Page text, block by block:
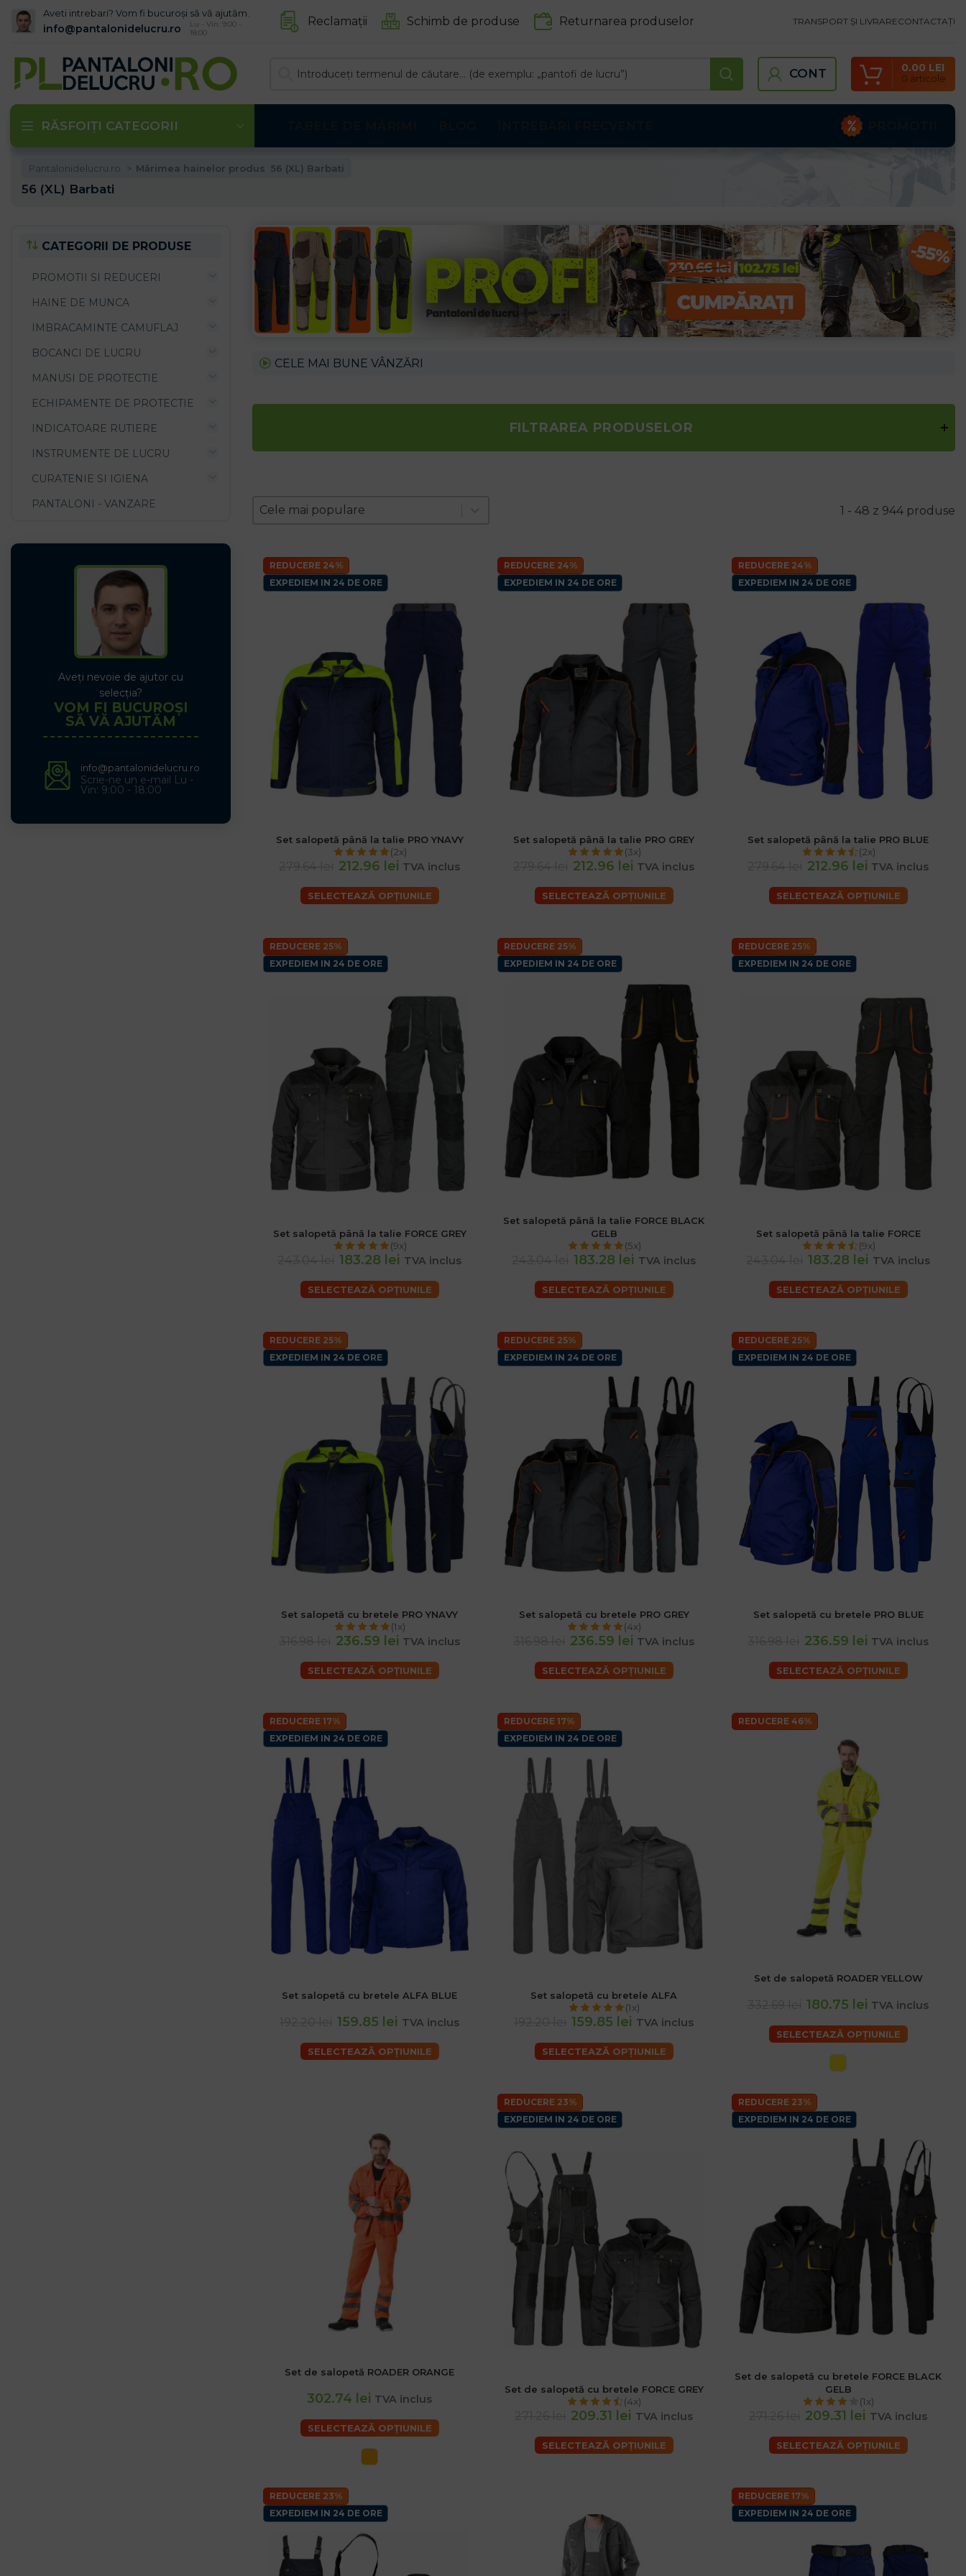
Aveti intrebari? Vom fi bucuroși să vă ajutăm.
info@pantalonidelucru.ro
Lu - Vin: 9:00 -
18:00
Reclamații Schimb de produse Returnarea produselor TRANSPORT ȘI LIVRARECONTACTAȚI
CONT 0 articole
0.00 LEI
RĂSFOIȚI CATEGORII
Pantalonidelucru.ro Mărimea hainelor produs 56 (XL) Barbati
56 (XL) Barbati
CATEGORII DE PRODUSE
PROMOTII SI REDUCERI
HAINE DE MUNCA
IMBRACAMINTE CAMUFLAJ
BOCANCI DE LUCRU
MANUSI DE PROTECTIE
ECHIPAMENTE DE PROTECTIE
INDICATOARE RUTIERE
INSTRUMENTE DE LUCRU
CURATENIE SI IGIENA
PANTALONI - VANZARE
Aveți nevoie de ajutor cu
selecția?
VOM FI BUCUROȘI
SĂ VĂ AJUTĂM
info@pantalonidelucru.ro
Scrie-ne un e-mail Lu -
Vin: 9:00 - 18:00
CELE MAI BUNE VÂNZĂRI
FILTRAREA PRODUSELOR
Zoradenie produktov
Sort content
Cele mai populare
Sort content 1 - 48 z 944 produse
REDUCERE 24%
EXPEDIEM IN 24 DE ORE
Set salopetă până la talie PRO YNAVY
(2x)
212.96 lei TVA inclus
SELECTEAZĂ OPȚIUNILE
REDUCERE 24%
EXPEDIEM IN 24 DE ORE
Set salopetă până la talie PRO GREY
(3x)
212.96 lei TVA inclus
SELECTEAZĂ OPȚIUNILE
REDUCERE 24%
EXPEDIEM IN 24 DE ORE
Set salopetă până la talie PRO BLUE
(2x)
212.96 lei TVA inclus
SELECTEAZĂ OPȚIUNILE
REDUCERE 25%
EXPEDIEM IN 24 DE ORE
Set salopetă până la talie FORCE GREY
(9x)
183.28 lei TVA inclus
SELECTEAZĂ OPȚIUNILE
REDUCERE 25%
EXPEDIEM IN 24 DE ORE
Set salopetă până la talie FORCE BLACK
GELB
(5x)
183.28 lei TVA inclus
SELECTEAZĂ OPȚIUNILE
REDUCERE 25%
EXPEDIEM IN 24 DE ORE
Set salopetă până la talie FORCE
(9x)
183.28 lei TVA inclus
SELECTEAZĂ OPȚIUNILE
REDUCERE 25%
EXPEDIEM IN 24 DE ORE
Set salopetă cu bretele PRO YNAVY
(1x)
236.59 lei TVA inclus
SELECTEAZĂ OPȚIUNILE
REDUCERE 25%
EXPEDIEM IN 24 DE ORE
Set salopetă cu bretele PRO GREY
(4x)
236.59 lei TVA inclus
SELECTEAZĂ OPȚIUNILE
REDUCERE 25%
EXPEDIEM IN 24 DE ORE
Set salopetă cu bretele PRO BLUE
236.59 lei TVA inclus
SELECTEAZĂ OPȚIUNILE
REDUCERE 17%
EXPEDIEM IN 24 DE ORE
Set salopetă cu bretele ALFA BLUE
159.85 lei TVA inclus
SELECTEAZĂ OPȚIUNILE
REDUCERE 17%
EXPEDIEM IN 24 DE ORE
Set salopetă cu bretele ALFA
(1x)
159.85 lei TVA inclus
SELECTEAZĂ OPȚIUNILE
REDUCERE 46%
48 (M) Barbati 50 Barbati 52 (L) Barbati
Set de salopetă ROADER YELLOW
180.75 lei TVA inclus
SELECTEAZĂ OPȚIUNILE
48 (M) Barbati 50 Barbati
52 (L) Barbati
56 (XL) Barbati
60 (2XL) Barbati
62 (3XL) Barbati
Set de salopetă ROADER ORANGE
302.74 lei TVA inclus
SELECTEAZĂ OPȚIUNILE
REDUCERE 23%
EXPEDIEM IN 24 DE ORE
Set de salopetă cu bretele FORCE GREY
(4x)
209.31 lei TVA inclus
SELECTEAZĂ OPȚIUNILE
REDUCERE 23%
EXPEDIEM IN 24 DE ORE
Set de salopetă cu bretele FORCE BLACK
GELB
(1x)
209.31 lei TVA inclus
SELECTEAZĂ OPȚIUNILE
REDUCERE 23%
EXPEDIEM IN 24 DE ORE
REDUCERE 17%
EXPEDIEM IN 24 DE ORE